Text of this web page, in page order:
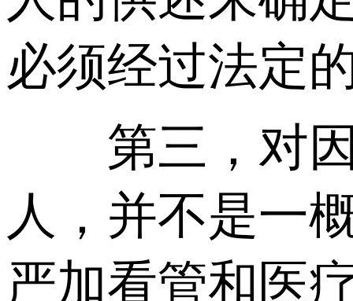
必须经过法定
第三，对因
人，并不是一
严加看管和医